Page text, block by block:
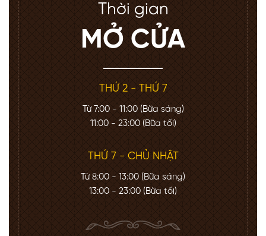
Thời gian
MỞ CỬA
THỨ 2 - THỨ 7
Từ 7:00 - 11:00 (Bữa sáng)
11:00 - 23:00 (Bữa tối)
THỨ 7 - CHỦ NHẬT
Từ 8:00 - 13:00 (Bữa sáng)
13:00 - 23:00 (Bữa tối)